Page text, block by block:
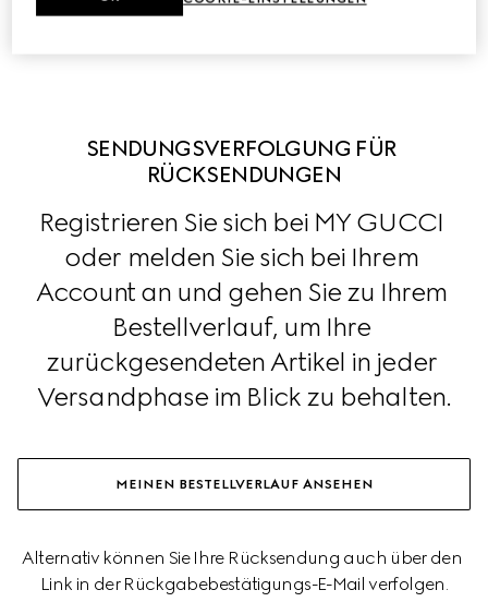
SENDUNGSVERFOLGUNG FÜR
RÜCKSENDUNGEN
Registrieren Sie sich bei MY GUCCI
oder melden Sie sich bei Ihrem
Account an und gehen Sie zu Ihrem
Bestellverlauf, um Ihre
zurückgesendeten Artikel in jeder
Versandphase im Blick zu behalten.
MEINEN BESTELLVERLAUF ANSEHEN
Alternativ können Sie Ihre Rücksendung auch über den
Link in der Rückgabebestätigungs-E-Mail verfolgen.